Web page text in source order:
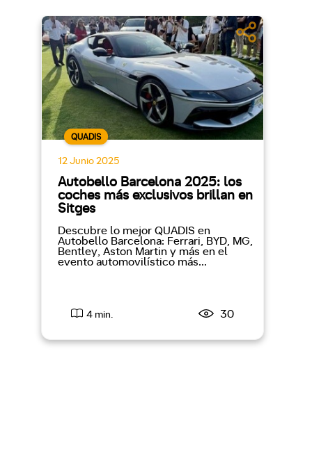
QUADIS
12 Junio 2025
Autobello Barcelona 2025: los
coches más exclusivos brillan en
Sitges
Descubre lo mejor QUADIS en
Autobello Barcelona: Ferrari, BYD, MG,
Bentley, Aston Martin y más en el
evento automovilístico más...
4 min. 30